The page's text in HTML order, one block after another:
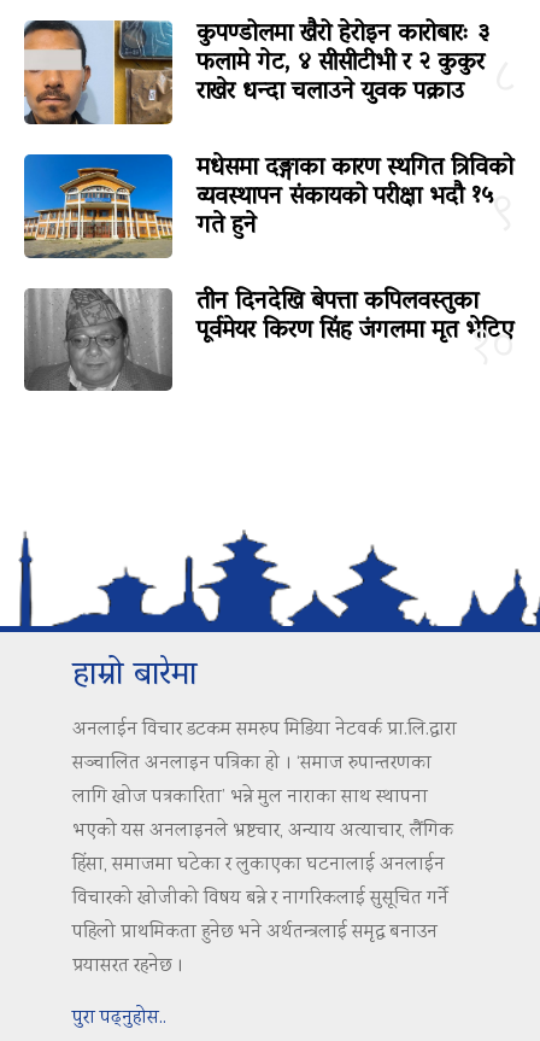
कुपण्डोलमा खैरो हेरोइन कारोबारः ३
फलामे गेट, ४ सीसीटीभी र २ कुकुर
राखेर धन्दा चलाउने युवक पक्राउ
९
मधेसमा दङ्गाका कारण स्थगित त्रिविको
व्यवस्थापन संकायको परीक्षा भदौ १५
गते हुने
१०
तीन दिनदेखि बेपत्ता कपिलवस्तुका
पूर्वमेयर किरण सिंह जंगलमा मृत भेटिए
हाम्रो बारेमा
अनलाईन विचार डटकम समरुप मिडिया नेटवर्क प्रा.लि.द्वारा
सञ्चालित अनलाइन पत्रिका हो । ‘समाज रुपान्तरणका
लागि खोज पत्रकारिता’ भन्ने मुल नाराका साथ स्थापना
भएको यस अनलाइनले भ्रष्टचार, अन्याय अत्याचार, लैंगिक
हिंसा, समाजमा घटेका र लुकाएका घटनालाई अनलाईन
विचारको खोजीको विषय बन्ने र नागरिकलाई सुसूचित गर्ने
पहिलो प्राथमिकता हुनेछ भने अर्थतन्त्रलाई समृद्ध बनाउन
प्रयासरत रहनेछ ।
पुरा पढ्नुहोस..